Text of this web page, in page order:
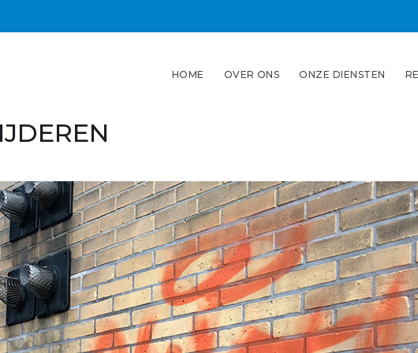
HOME OVER ONS ONZE DIENSTEN